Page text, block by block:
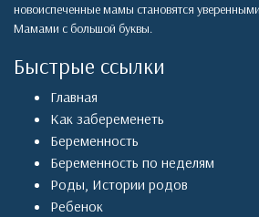
новоиспеченные мамы становятся
Мамами с большой буквы.
Быстрые ссылки
Главная
Как забеременеть
Беременность
Беременность по неделям
Роды, Истории родов
Ребенок